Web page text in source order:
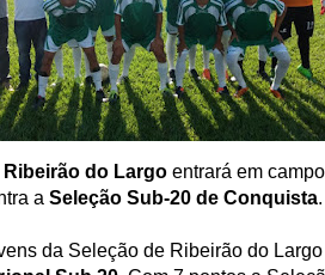
do Largo entrará em
a Seleção Sub-20 de Conquista.
da Seleção de Ribeirão do